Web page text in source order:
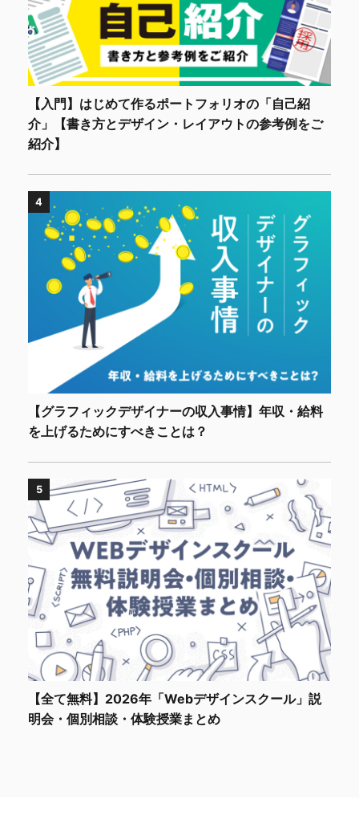
【入門】はじめて作るポートフォリオの「自己紹
介」【書き方とデザイン・レイアウトの参考例をご
紹介】
4
【グラフィックデザイナーの収入事情】年収・給料
を上げるためにすべきことは？
5
【全て無料】2026年「Webデザインスクール」説
明会・個別相談・体験授業まとめ